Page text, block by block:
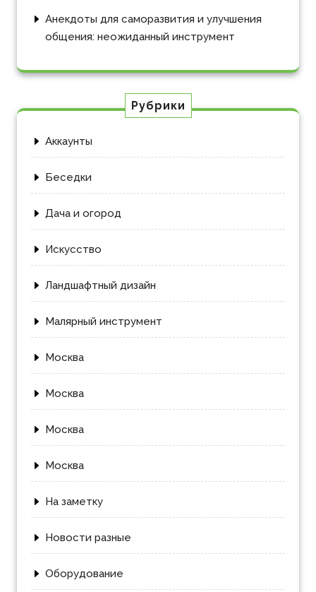
Анекдоты для саморазвития и улучшения
общения: неожиданный инструмент
Рубрики
Аккаунты
Беседки
Дача и огород
Искусство
Ландшафтный дизайн
Малярный инструмент
Москва
Москва
Москва
Москва
На заметку
Новости разные
Оборудование